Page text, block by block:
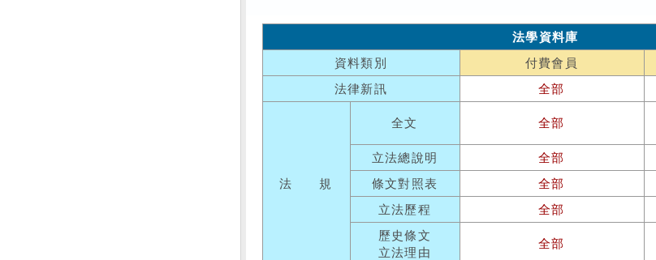
法學資料庫
資料類別
付費會員
法律新訊
全部
法 規
全文 全部
立法總說明
全部
條文對照表
全部
立法歷程
全部
歷史條文
立法理由
全部